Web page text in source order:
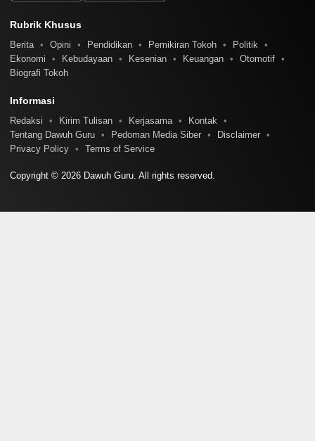
Rubrik Khusus
Berita Opini Pendidikan Pemikiran Tokoh
Politik
Ekonomi
Kebudayaan Kesenian Keuangan
Otomotif
Biografi Tokoh
Informasi
Redaksi Kirim Tulisan Kerjasama
Kontak
Tentang Dawuh Guru
Pedoman Media Siber
Disclaimer
Privacy Policy
Terms of Service
Copyright © 2026 Dawuh Guru. All rights reserved.